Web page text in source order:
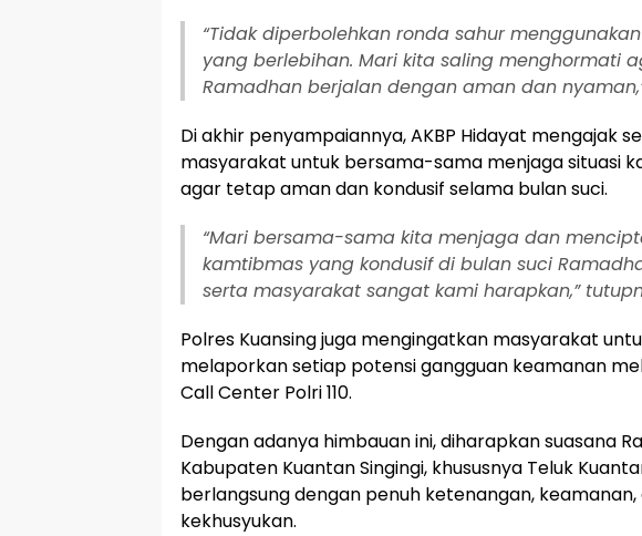
“Tidak diperbolehkan ronda sahur
yang berlebihan. Mari kita saling menghormati
Ramadhan berjalan dengan aman dan
Di akhir penyampaiannya, AKBP Hidayat mengajak
masyarakat untuk bersama-sama menjaga situasi
agar tetap aman dan kondusif selama bulan suci.
“Mari bersama-sama kita menjaga dan
kamtibmas yang kondusif di bulan suci
serta masyarakat sangat kami harapkan,”
Polres Kuansing juga mengingatkan masyarakat
melaporkan setiap potensi gangguan keamanan
Call Center Polri 110.
Dengan adanya himbauan ini, diharapkan suasana
Kabupaten Kuantan Singingi, khususnya Teluk
berlangsung dengan penuh ketenangan, keamanan,
kekhusyukan.